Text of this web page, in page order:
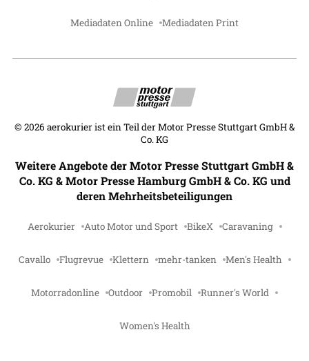
Mediadaten Online Mediadaten Print
© 2026 aerokurier ist ein Teil der Motor Presse Stuttgart GmbH &
Co. KG
Weitere Angebote der Motor Presse Stuttgart GmbH &
Co. KG & Motor Presse Hamburg GmbH & Co. KG und
deren Mehrheitsbeteiligungen
Aerokurier Auto Motor und Sport BikeX Caravaning
Cavallo Flugrevue Klettern mehr-tanken Men's Health
Motorradonline Outdoor Promobil Runner's World
Women's Health